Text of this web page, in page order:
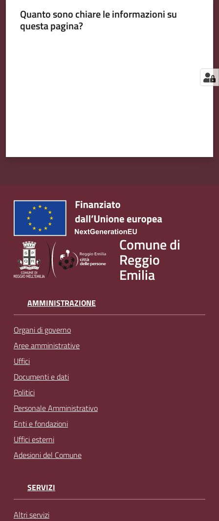
Quanto sono chiare le informazioni su
questa pagina?
Comune di
Reggio
Emilia
AMMINISTRAZIONE
Organi di governo
Aree amministrative
Uffici
Documenti e dati
Politici
Personale Amministrativo
Enti e fondazioni
Uffici esterni
Adesioni del Comune
SERVIZI
Altri servizi